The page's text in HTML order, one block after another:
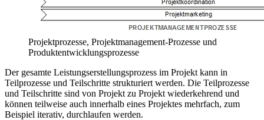
Projektprozesse, Projektmanagement-Prozesse und
Produktentwicklungsprozesse
Der gesamte Leistungserstellungsprozess im Projekt kann in
Teilprozesse und Teilschritte strukturiert werden. Die Teilprozesse
und Teilschritte sind von Projekt zu Projekt wiederkehrend und
können teilweise auch innerhalb eines Projektes mehrfach, zum
Beispiel iterativ, durchlaufen werden.